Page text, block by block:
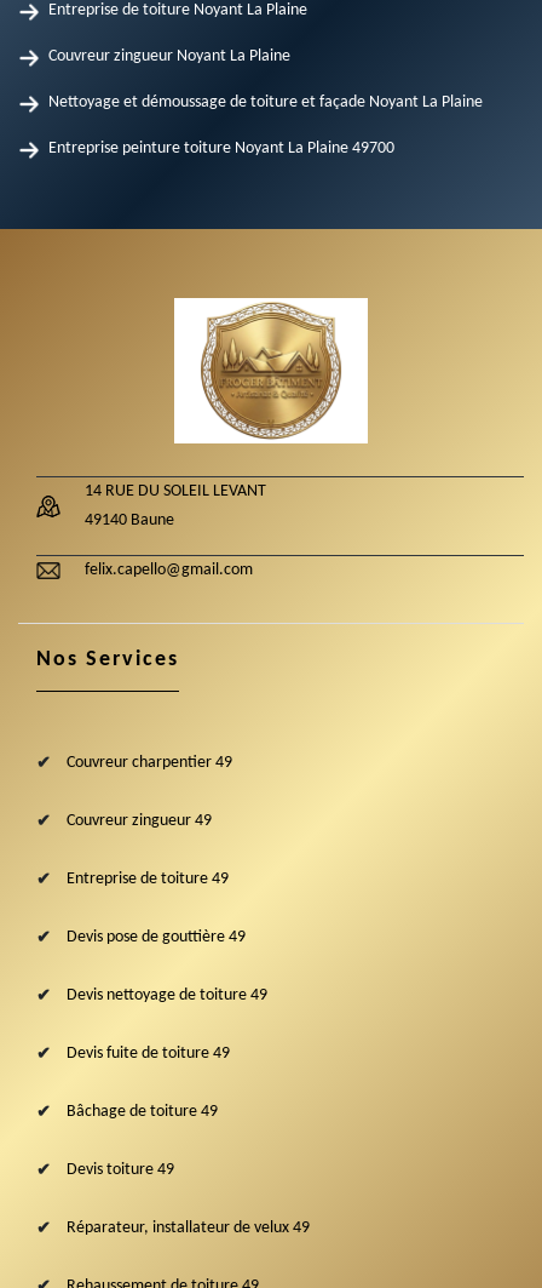
Entreprise de toiture Noyant La Plaine
Couvreur zingueur Noyant La Plaine
Nettoyage et démoussage de toiture et façade Noyant La Plaine
Entreprise peinture toiture Noyant La Plaine 49700
14 RUE DU SOLEIL LEVANT
49140 Baune
felix.capello@gmail.com
Nos Services
Couvreur charpentier 49
Couvreur zingueur 49
Entreprise de toiture 49
Devis pose de gouttière 49
Devis nettoyage de toiture 49
Devis fuite de toiture 49
Bâchage de toiture 49
Devis toiture 49
Réparateur, installateur de velux 49